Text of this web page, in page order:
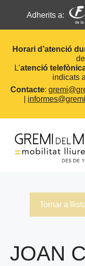
Adherits a:
Horari d’atenció
L’atenció
indicats
Contacte:
contingut
Tornar a
JOAN